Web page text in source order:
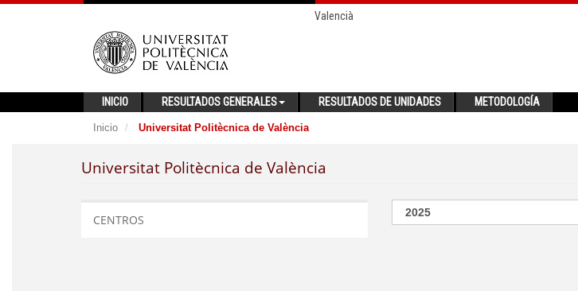
Valencià
INICIO RESULTADOS GENERALES RESULTADOS DE UNIDADES METODOLOGÍA
Inicio Universitat Politècnica de València
Universitat Politècnica de València
CENTROS